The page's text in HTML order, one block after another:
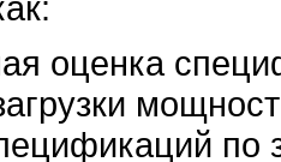
оценка
по